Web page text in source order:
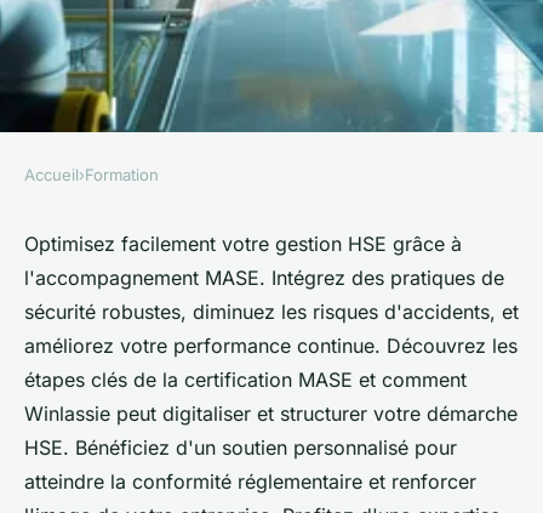
Accompagnement mase :
optimisez votre gestion hse
facilement
Sofia•26 juin 2024 •3 min de lecture
Accueil›Formation
Optimisez facilement votre gestion HSE grâce à
l'accompagnement MASE. Intégrez des pratiques de
sécurité robustes, diminuez les risques d'accidents, et
améliorez votre performance continue. Découvrez les
étapes clés de la certification MASE et comment
Winlassie peut digitaliser et structurer votre démarche
HSE. Bénéficiez d'un soutien personnalisé pour
atteindre la conformité réglementaire et renforcer